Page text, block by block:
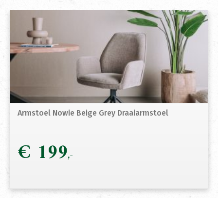
Armstoel Nowie Beige Grey Draaiarmstoel
€ 199